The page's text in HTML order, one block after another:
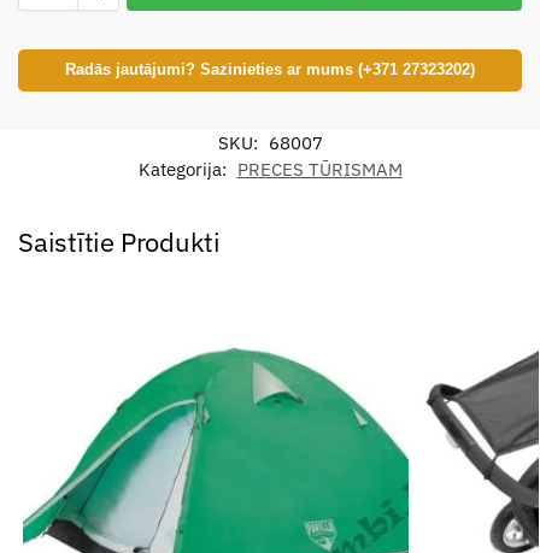
Radās jautājumi? Sazinieties ar mums (+371 27323202)
SKU: 68007
Kategorija: PRECES TŪRISMAM
Saistītie Produkti